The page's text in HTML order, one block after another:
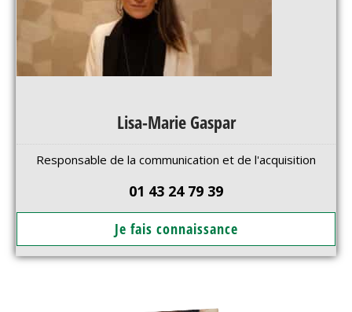
Lisa-Marie Gaspar
Responsable de la communication et de l'acquisition
01 43 24 79 39
Je fais connaissance